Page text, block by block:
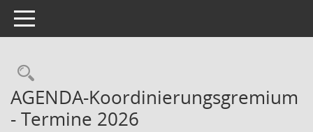
Toggle navigation
Rechercheauswahl
AGENDA-Koordinierungsgremium
- Termine 2026